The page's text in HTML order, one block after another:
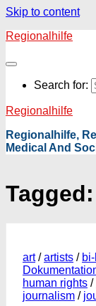
Skip to content
Regionalhilfe
Search for:
Regionalhilfe
Regionalhilfe,
Medical And
Tagged:
art/artists /
human rights /
journalism /